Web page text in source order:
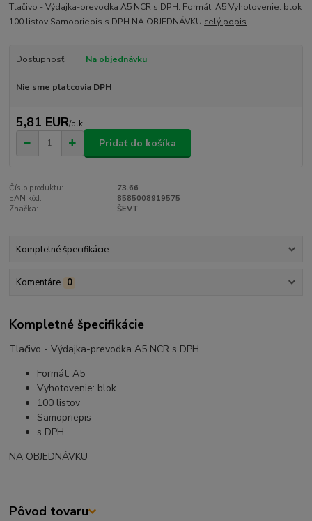
Tlačivo - Výdajka-prevodka A5 NCR s DPH. Formát: A5 Vyhotovenie: blok
100 listov Samopriepis s DPH NA OBJEDNÁVKU celý popis
Dostupnosť Na objednávku
Nie sme platcovia DPH
5,81 EUR/blk
Pridať do košíka
Číslo produktu:
73.66
EAN kód:
8585008919575
Značka:
ŠEVT
Kompletné špecifikácie
Komentáre 0
Kompletné špecifikácie
Tlačivo - Výdajka-prevodka A5 NCR s DPH.
Formát: A5
Vyhotovenie: blok
100 listov
Samopriepis
s DPH
NA OBJEDNÁVKU
Pôvod tovaru